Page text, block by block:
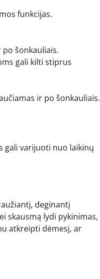
funkcijas.
šonkauliais.
gali kilti stiprus
ir po šonkauliais.
gali varijuoti nuo laikinų
deginantį
skausmą lydi pykinimas,
atkreipti dėmesį, ar